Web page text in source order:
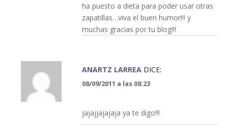
ha puesto a dieta para poder usar otras
zapatillas…viva el buen humor!!! y
muchas gracias por tu blog!!!
ANARTZ LARREA DICE:
08/09/2011 a las 08:23
jajajjajajaja ya te digo!!!